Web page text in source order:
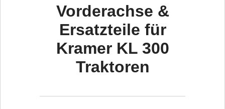
Vorderachse &
Ersatzteile für
Kramer KL 300
Traktoren